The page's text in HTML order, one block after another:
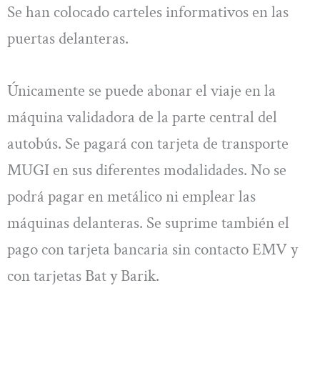
Se han colocado carteles informativos en las
puertas delanteras.
Únicamente se puede abonar el viaje en la
máquina validadora de la parte central del
autobús. Se pagará con tarjeta de transporte
MUGI en sus diferentes modalidades. No se
podrá pagar en metálico ni emplear las
máquinas delanteras. Se suprime también el
pago con tarjeta bancaria sin contacto EMV y
con tarjetas Bat y Barik.